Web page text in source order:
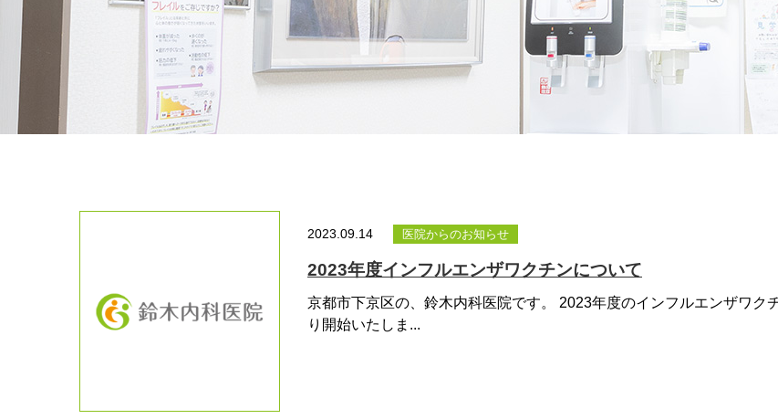
2023.09.14 医院からのお知らせ
2023年度インフルエンザワクチンについて
京都市下京区の、鈴木内科医院です。 2023年度のインフルエンザワク
り開始いたしま...